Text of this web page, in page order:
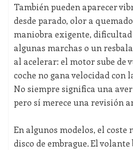
También pueden aparecer
desde parado, olor a
maniobra exigente,
algunas marchas o un
al acelerar: el motor sube de
coche no gana velocidad con
No siempre significa una
pero sí merece una revisión
En algunos modelos, el coste
disco de embrague. El